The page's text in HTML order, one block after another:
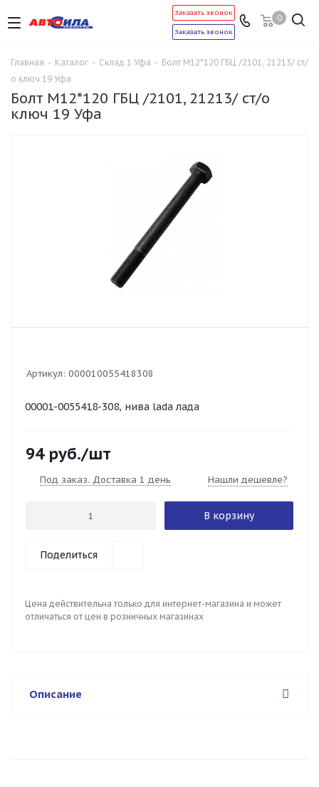
0
Заказать звонок
Заказать звонок
Главная - Каталог - Склад 1 Уфа - Болт М12*120 ГБЦ /2101, 21213/ ст/
о ключ 19 Уфа
Болт М12*120 ГБЦ /2101, 21213/ ст/о
ключ 19 Уфа
Артикул: 000010055418308
00001-0055418-308, нива lada лада
94руб./шт
Под заказ. Доставка 1 день Нашли дешевле?
В корзину
Поделиться
Цена действительна только для интернет-магазина и может
отличаться от цен в розничных магазинах
Описание